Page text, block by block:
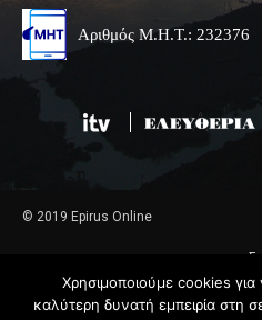
Αριθμός Μ.Η.Τ.: 232376
© 2019 Epirus Online
Χρησιμοποιούμε cookies
καλύτερη δυνατή εμπειρία στη